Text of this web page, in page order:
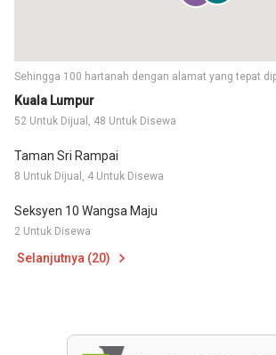
Kuala Lumpur
52 Untuk Dijual, 48 Untuk Disewa
Taman Sri Rampai
8 Untuk Dijual, 4 Untuk Disewa
Seksyen 10 Wangsa Maju
2 Untuk Disewa
Selanjutnya (20)
Sehingga 100 hartanah dengan alamat yang tepat